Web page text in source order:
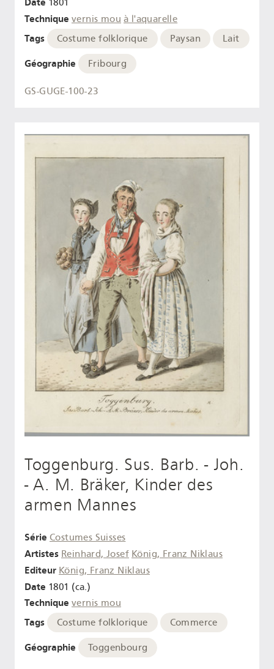
Date 1801
Technique vernis mou à l'aquarelle
Tags Costume folklorique Paysan Lait
Géographie Fribourg
GS-GUGE-100-23
Toggenburg. Sus. Barb. - Joh.
- A. M. Bräker, Kinder des
armen Mannes
Série Costumes Suisses
Artistes Reinhard, Josef König, Franz Niklaus
Editeur König, Franz Niklaus
Date 1801 (ca.)
Technique vernis mou
Tags Costume folklorique Commerce
Géographie Toggenbourg